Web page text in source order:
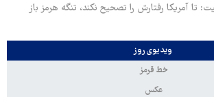
تا آمریکا رفتارش را تصحیح نکند، تنگه هرمز باز
ویدیوی روز
خط قرمز
عکس